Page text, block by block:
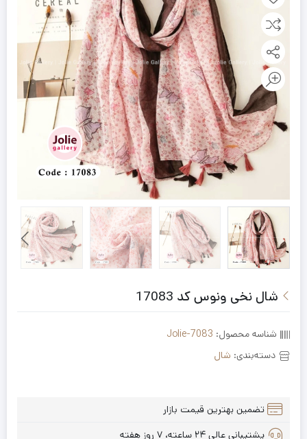
شال نخی ونوس کد 17083
شناسه محصول: Jolie-7083
دسته‌بندی: شال
تضمین بهترین قیمت بازار
پشتیبانی عالی ۲۴ ساعته، ۷ روز هفته